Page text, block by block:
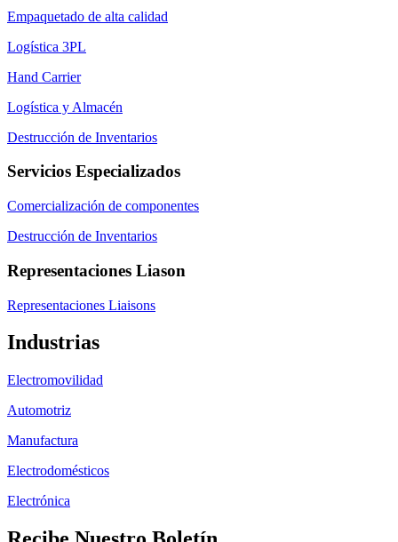
Empaquetado de alta calidad
Logística 3PL
Hand Carrier
Logística y Almacén
Destrucción de Inventarios
Servicios Especializados
Comercialización de componentes
Destrucción de Inventarios
Representaciones Liason
Representaciones Liaisons
Industrias
Electromovilidad
Automotriz
Manufactura
Electrodomésticos
Electrónica